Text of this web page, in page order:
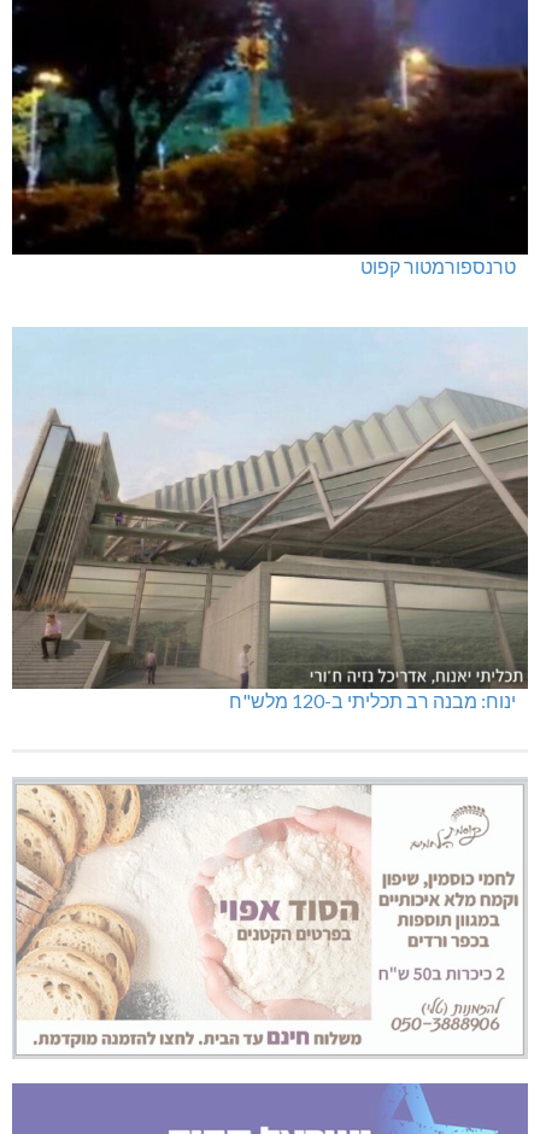
טרנספורמטור קפוט
ינוח: מבנה רב תכליתי ב-120 מלש"ח